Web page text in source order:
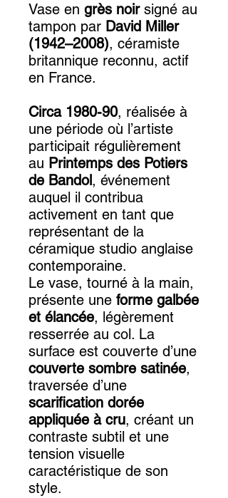
Vase en grès noirsigné au
tampon par David Miller
(1942–2008), céramiste
britannique reconnu, actif
en France.
Circa 1980-90, réalisée à
une période où l’artiste
participait régulièrement
au Printemps des Potiers
de Bandol, événement
auquel il contribua
activement en tant que
représentant de la
céramique studio anglaise
contemporaine.
Le vase, tourné à la main,
présente une forme galbée
et élancée, légèrement
resserrée au col. La
surface est couverte d’une
couverte sombre satinée,
traversée d’une
scarification dorée
appliquée à cru, créant un
contraste subtil et une
tension visuelle
caractéristique de son
style.